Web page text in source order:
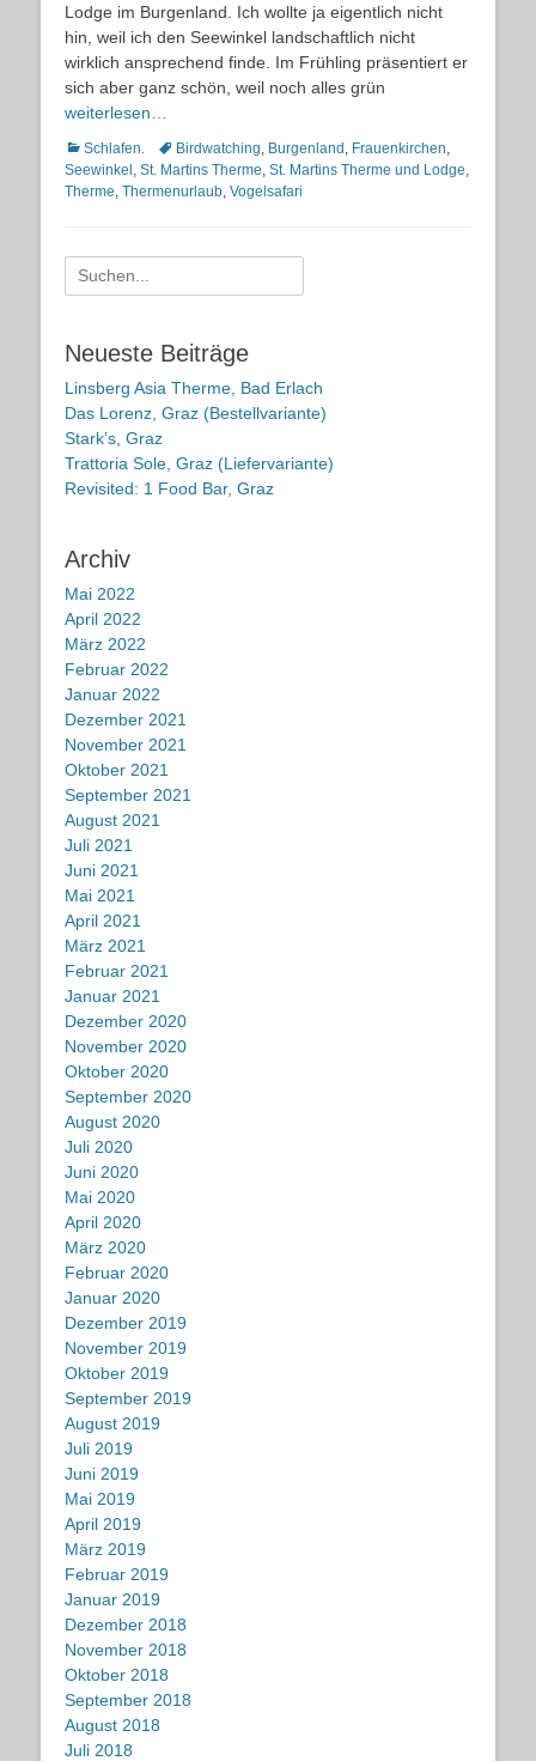
Lodge im Burgenland. Ich wollte ja eigentlich nicht
hin, weil ich den Seewinkel landschaftlich nicht
wirklich ansprechend finde. Im Frühling präsentiert er
sich aber ganz schön, weil noch alles grün
weiterlesen…
Kategorien
Schlafen. Schlagworte
Birdwatching Burgenland Frauenkirchen
Seewinkel St. Martins Therme St. Martins Therme und Lodge
Therme Thermenurlaub Vogelsafari
Suche
nach:
Neueste Beiträge
Linsberg Asia Therme, Bad Erlach
Das Lorenz, Graz (Bestellvariante)
Stark’s, Graz
Trattoria Sole, Graz (Liefervariante)
Revisited: 1 Food Bar, Graz
Archiv
Mai 2022
April 2022
März 2022
Februar 2022
Januar 2022
Dezember 2021
November 2021
Oktober 2021
September 2021
August 2021
Juli 2021
Juni 2021
Mai 2021
April 2021
März 2021
Februar 2021
Januar 2021
Dezember 2020
November 2020
Oktober 2020
September 2020
August 2020
Juli 2020
Juni 2020
Mai 2020
April 2020
März 2020
Februar 2020
Januar 2020
Dezember 2019
November 2019
Oktober 2019
September 2019
August 2019
Juli 2019
Juni 2019
Mai 2019
April 2019
März 2019
Februar 2019
Januar 2019
Dezember 2018
November 2018
Oktober 2018
September 2018
August 2018
Juli 2018